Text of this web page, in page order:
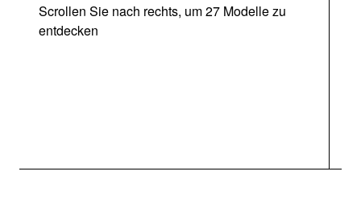
Scrollen Sie nach rechts, um 27 Modelle zu
entdecken